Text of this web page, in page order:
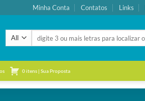
Minha Conta Contatos Links
por:
0 itens | Sua Proposta